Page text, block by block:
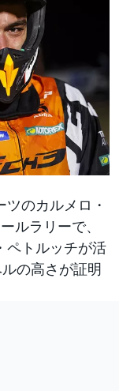
のカルメロ・
ルラリーで、
ペトルッチが活
の高さが証明